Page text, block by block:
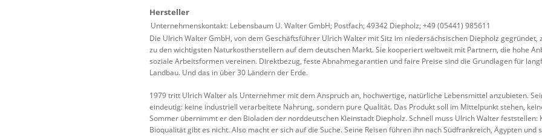
Hersteller
Unternehmenskontakt: Lebensbaum U. Walter GmbH; Postfach; 49342 Diepholz; +49 (05441) 985611
Die Ulrich Walter GmbH, von dem Geschäftsführer Ulrich Walter mit Sitz im niedersächsischen Diepholz gegründet,
zu den wichtigsten Naturkostherstellern auf dem deutschen Markt. Sie kooperiert weltweit mit Partnern, die hohe
soziale Arbeitsformen vereinen. Direktbezug, feste Abnahmegarantien und faire Preise sind die Grundlagen für
Landbau. Und das in über 30 Ländern der Erde.
1979 tritt Ulrich Walter als Unternehmer mit dem Anspruch an, hochwertige, natürliche Lebensmittel anzubieten.
eindeutig: keine industriell verarbeitete Nahrung, sondern pure Qualität. Das Produkt soll im Mittelpunkt stehen,
Sommer übernimmt er den Bioladen der norddeutschen Kleinstadt Diepholz. Schnell muss Ulrich Walter feststellen:
Bioqualität gibt es nicht. Also macht er sich auf die Suche. Seine Reisen führen ihn nach Südfrankreich, Ägypten und